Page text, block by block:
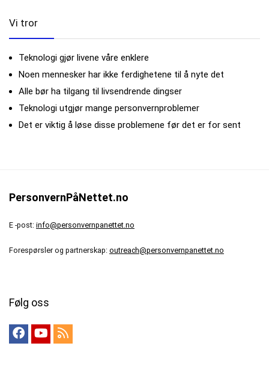
Vi tror
Teknologi gjør livene våre enklere
Noen mennesker har ikke ferdighetene til å nyte det
Alle bør ha tilgang til livsendrende dingser
Teknologi utgjør mange personvernproblemer
Det er viktig å løse disse problemene før det er for sent
PersonvernPåNettet.no
E -post: info@personvernpanettet.no
Forespørsler og partnerskap: outreach@personvernpanettet.no
Følg oss